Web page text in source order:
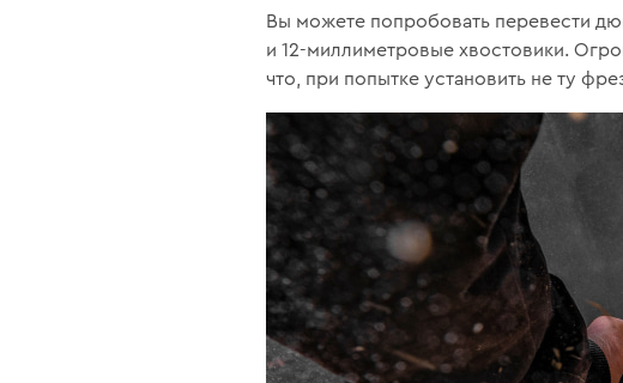
Вы можете попробовать перевести
и 12-миллиметровые хвостовики.
что, при попытке установить не ту